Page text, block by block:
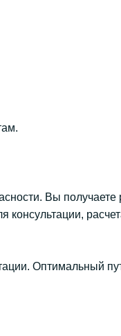
Вы
Оптимальный